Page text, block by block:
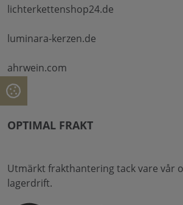
lichterkettenshop24.de
luminara-kerzen.de
ahrwein.com
OPTIMAL FRAKT
Utmärkt frakthantering tack vare vår
lagerdrift.